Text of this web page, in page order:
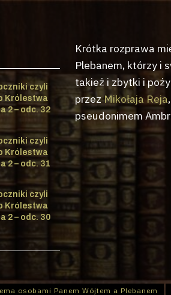
czyli
Królestwa
2 – odc. 32
czyli
Królestwa
2 – odc. 31
czyli
Królestwa
2 – odc. 30
Krótka rozprawa
Plebanem, którzy i
takież i zbytki i
przezMikołaja Reja
pseudonimem
osobami Panem Wójtem a Plebanem